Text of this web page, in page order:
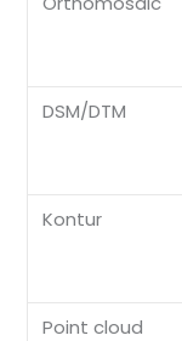
DSM/DTM
Kontur
Point cloud